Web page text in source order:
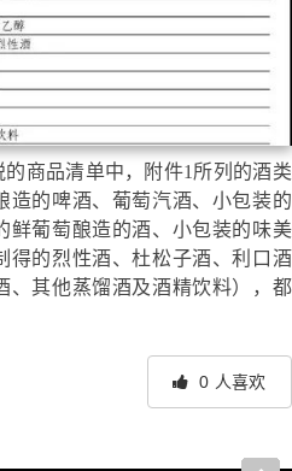
商品清单中，附件1所列的酒类
造的啤酒、葡萄汽酒、小包装的
鲜葡萄酿造的酒、小包装的味美
得的烈性酒、杜松子酒、利口酒
、其他蒸馏酒及酒精饮料），都
0 人喜欢